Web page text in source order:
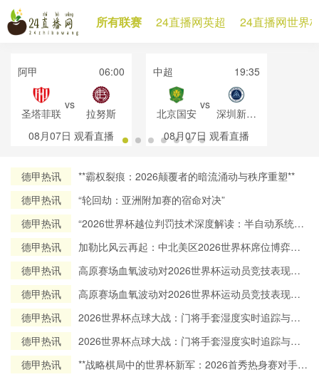
所有联赛 24直播网英超 24直播网世界
阿甲 06:00
圣塔菲联
vs
拉努斯
08月07日 观看直播
中超 19:35
北京国安
vs
深圳新鹏
城
08月07日 观看直播
德甲热讯
**霸权裂痕：2026颠覆者的暗流涌动与秩序重塑**
德甲热讯
“轮回劫：亚洲附加赛的宿命对决”
德甲热讯
“2026世界杯越位判罚技术深度解读：半自动系统帧
德甲热讯
加勒比风云再起：中北美区2026世界杯席位博弈与
德甲热讯
高原赛场血氧波动对2026世界杯运动员竞技表现的
德甲热讯
高原赛场血氧波动对2026世界杯运动员竞技表现的
德甲热讯
2026世界杯点球大战：门将手套湿度实时追踪与赛
德甲热讯
2026世界杯点球大战：门将手套湿度实时追踪与赛
德甲热讯
**战略棋局中的世界杯新军：2026首秀热身赛对手的